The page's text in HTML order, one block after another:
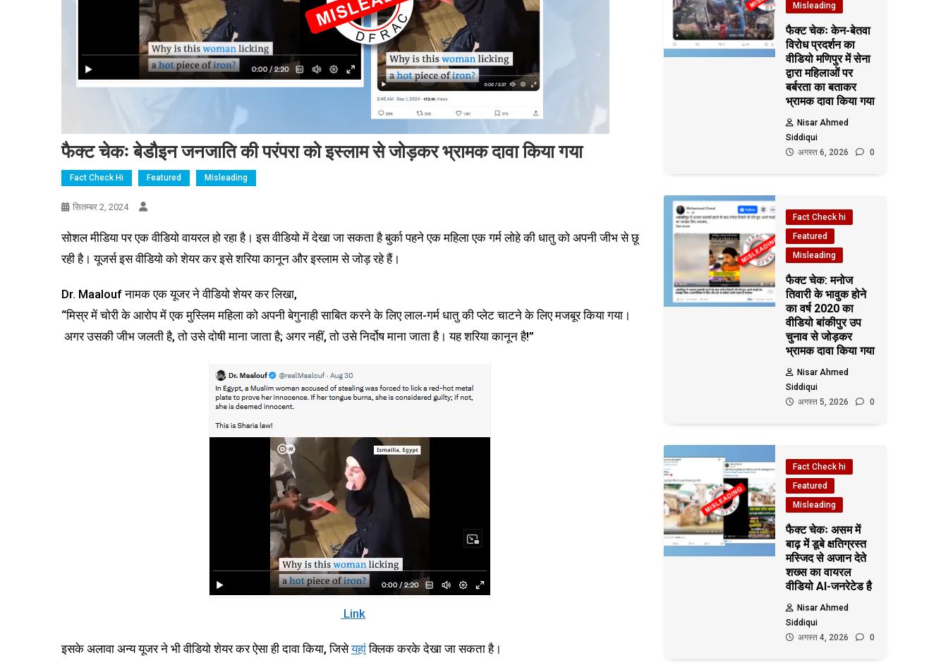
फैक्ट चेकः बेडौइन जनजाति की परंपरा को इस्लाम से जोड़कर भ्रामक दावा किया गया
Fact Check Hi Featured Misleading
सितम्बर 2, 2024
सोशल मीडिया पर एक वीडियो वायरल हो रहा है। इस वीडियो में देखा जा सकता है बुर्का पहने एक महिला एक गर्म लोहे की धातु को अपनी जीभ से छू
रही है। यूजर्स इस वीडियो को शेयर कर इसे शरिया कानून और इस्लाम से जोड़ रहे हैं।
Dr. Maalouf ‏नामक एक यूजर ने वीडियो शेयर कर लिखा,
“मिस्र में चोरी के आरोप में एक मुस्लिम महिला को अपनी बेगुनाही साबित करने के लिए लाल-गर्म धातु की प्लेट चाटने के लिए मजबूर किया गया।
अगर उसकी जीभ जलती है, तो उसे दोषी माना जाता है; अगर नहीं, तो उसे निर्दोष माना जाता है। यह शरिया कानून है!”
Link
इसके अलावा अन्य यूजर ने भी वीडियो शेयर कर ऐसा ही दावा किया, जिसेयहांक्लिक करके देखा जा सकता है।
Misleading
फैक्ट चेकः केन-बेतवा
विरोध प्रदर्शन का
वीडियो मणिपुर में सेना
द्वारा महिलाओं पर
बर्बरता का बताकर
भ्रामक दावा किया गया
Nisar Ahmed
Siddiqui
अगस्त 6, 2026
0
Fact Check hi
Featured
Misleading
फैक्ट चेक: मनोज
तिवारी के भावुक होने
का वर्ष 2020 का
वीडियो बांकीपुर उप
चुनाव से जोड़कर
भ्रामक दावा किया गया
Nisar Ahmed
Siddiqui
अगस्त 5, 2026
0
Fact Check hi
Featured
Misleading
फैक्ट चेकः असम में
बाढ़ में डूबे क्षतिग्रस्त
मस्जिद से अजान देते
शख्स का वायरल
वीडियो AI-जनरेटेड है
Nisar Ahmed
Siddiqui
अगस्त 4, 2026
0